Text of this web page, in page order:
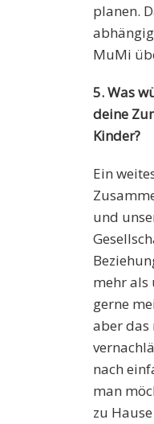
planen.
MuMi
5. Was
deine
Kinder?
Ein
und
mehr als
gerne
aber das
nach
man
zu